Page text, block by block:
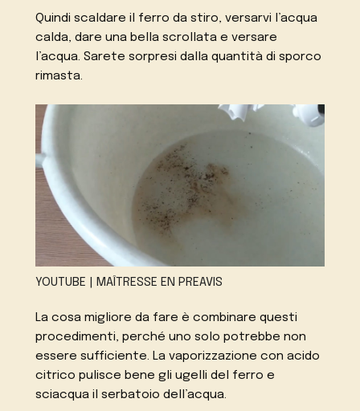
Quindi scaldare il ferro da stiro, versarvi l’acqua
calda, dare una bella scrollata e versare
l’acqua. Sarete sorpresi dalla quantità di sporco
rimasta.
YOUTUBE | MAÎTRESSE EN PREAVIS
La cosa migliore da fare è combinare questi
procedimenti, perché uno solo potrebbe non
essere sufficiente. La vaporizzazione con acido
citrico pulisce bene gli ugelli del ferro e
sciacqua il serbatoio dell’acqua.